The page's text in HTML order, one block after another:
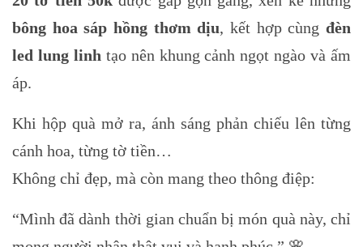
bông hoa sáp hồng thơm dịu, kết hợp cùngđèn
led lung linhtạo nên khung cảnh ngọt ngào và ấm
áp.
Khi hộp quà mở ra, ánh sáng phản chiếu lên từng
cánh hoa, từng tờ tiền…
Không chỉ đẹp, mà còn mang theo thông điệp:
“Mình đã dành thời gian chuẩn bị món quà này, chỉ